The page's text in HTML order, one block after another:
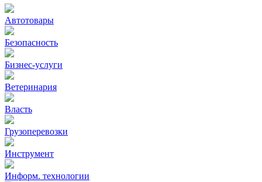
Автотовары
Безопасность
Бизнес-услуги
Ветеринария
Власть
Грузоперевозки
Инструмент
Информ. технологии